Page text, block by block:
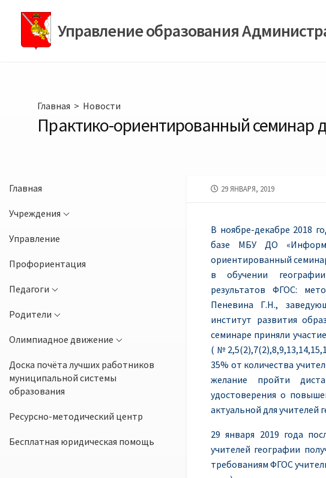
содержимомуУправление образования
Главная > Новости
Практико-ориентированный семинар
Главная
Учреждения
Управление
Профориентация
Педагоги
Родители
Олимпиадное движение
Доска почёта лучших работников
муниципальной системы
образования
Ресурсно-методический центр
Бесплатная юридическая помощь
ДАТА
29 ЯНВАРЯ, 2019
В ноябре-декабре 2018
базе МБУ ДО
ориентированный
в обучении
результатов ФГОС:
Пеневина Г.Н.,
институт развития
семинаре приняли
35% от количества
желание пройти
удостоверения о
актуальной для учителей
29 января 2019 года
учителей географии
требованиям ФГОС